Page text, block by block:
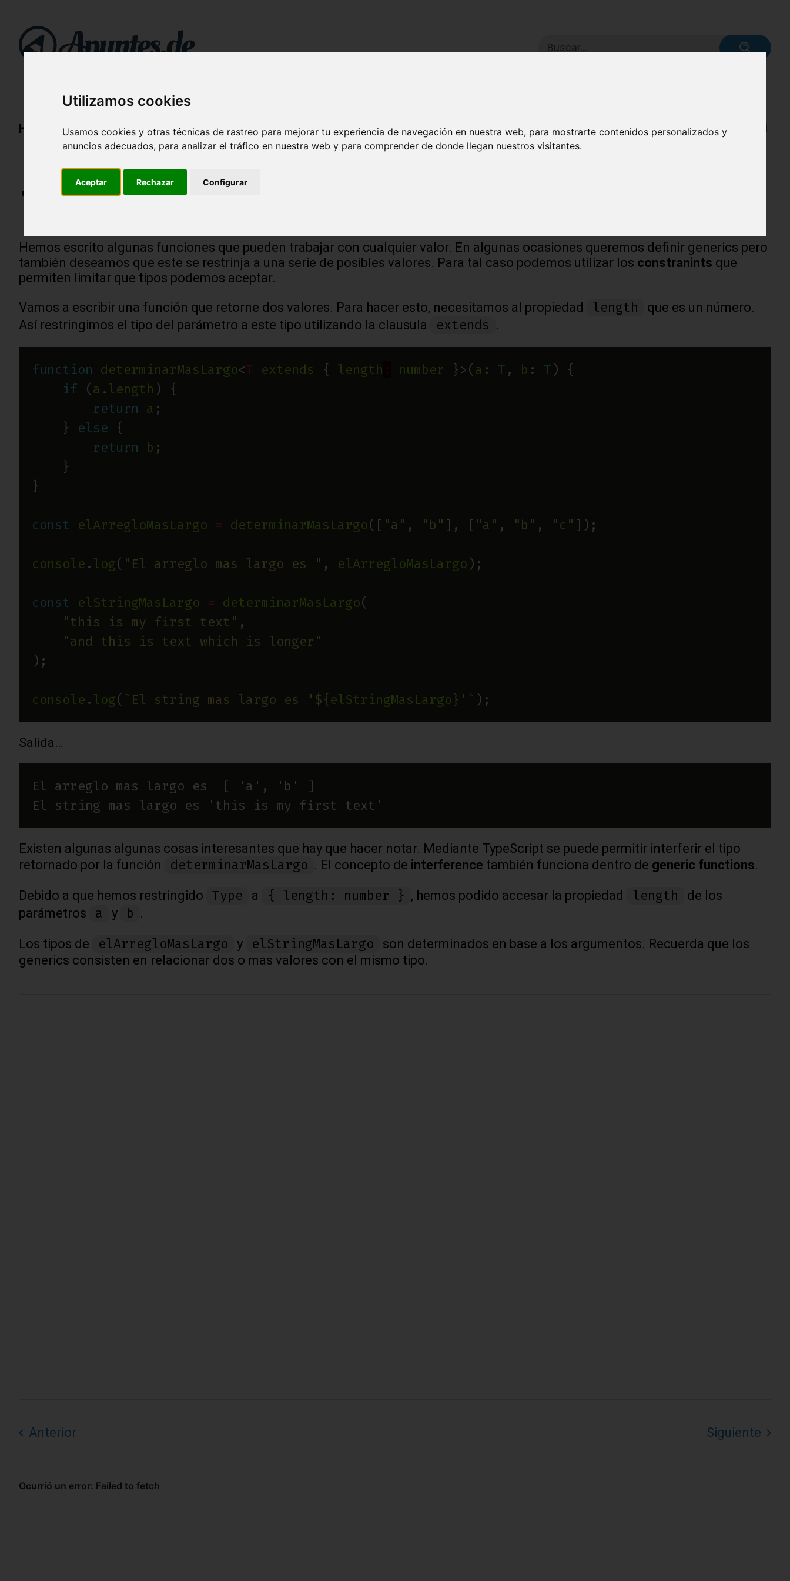
Utilizamos cookies
Usamos cookies y otras técnicas de rastreo para mejorar tu experiencia de navegación en nuestra web, para mostrarte contenidos personalizados y
anuncios adecuados, para analizar el tráfico en nuestra web y para comprender de donde llegan nuestros visitantes.
Aceptar Rechazar Configurar
Buscar...
Home / Apuntes de TypeScript (Programación desde Cero) en español
🔥 FUNCIONES, CONSTRAINTS (RESTRICCIONES)
Hemos escrito algunas funciones que pueden trabajar con cualquier valor. En algunas ocasiones queremos definir generics pero
también deseamos que este se restrinja a una serie de posibles valores. Para tal caso podemos utilizar los constranints que
permiten limitar que tipos podemos aceptar.
Vamos a escribir una función que retorne dos valores. Para hacer esto, necesitamos al propiedad
length
que es un número.
Así restringimos el tipo del parámetro a este tipo utilizando la clausula
extends .
function determinarMasLargo<T extends { length : number }>(a : T , b : T
if (a . length
return a
    }
else
return b
const elArregloMasLargo = determinarMasLargo([ "a" , "b" ], [ "a" , "b" , "c"
console . log( "El arreglo mas largo es " , elArregloMasLargo
const elStringMasLargo = determinarMasLargo
"this is my first text"
"and this is text which is longer"
console . log( `El string mas largo es ' ${elStringMasLargo} '`
Salida…
Existen algunas algunas cosas interesantes que hay que hacer notar. Mediante TypeScript se puede permitir interferir el tipo
retornado por la función
determinarMasLargo . El concepto de interference también funciona dentro de generic functions.
Debido a que hemos restringido Type a { length: number } , hemos podido accesar la propiedad length
de los
parámetros
a y b .
Los tipos de elArregloMasLargo y elStringMasLargo
son determinados en base a los argumentos. Recuerda que los
generics consisten en relacionar dos o mas valores con el mismo tipo.
Anterior Siguiente